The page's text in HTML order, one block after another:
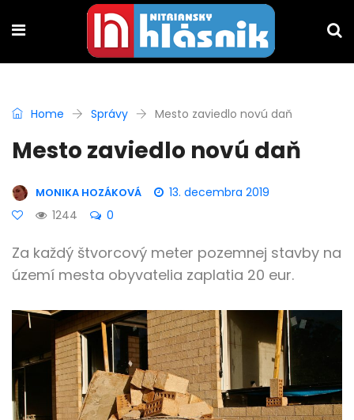
Home Správy Mesto zaviedlo novú daň
Mesto zaviedlo novú daň
MONIKA HOZÁKOVÁ
13. decembra 2019
1244
0
Za každý štvorcový meter pozemnej stavby na
území mesta obyvatelia zaplatia 20 eur.